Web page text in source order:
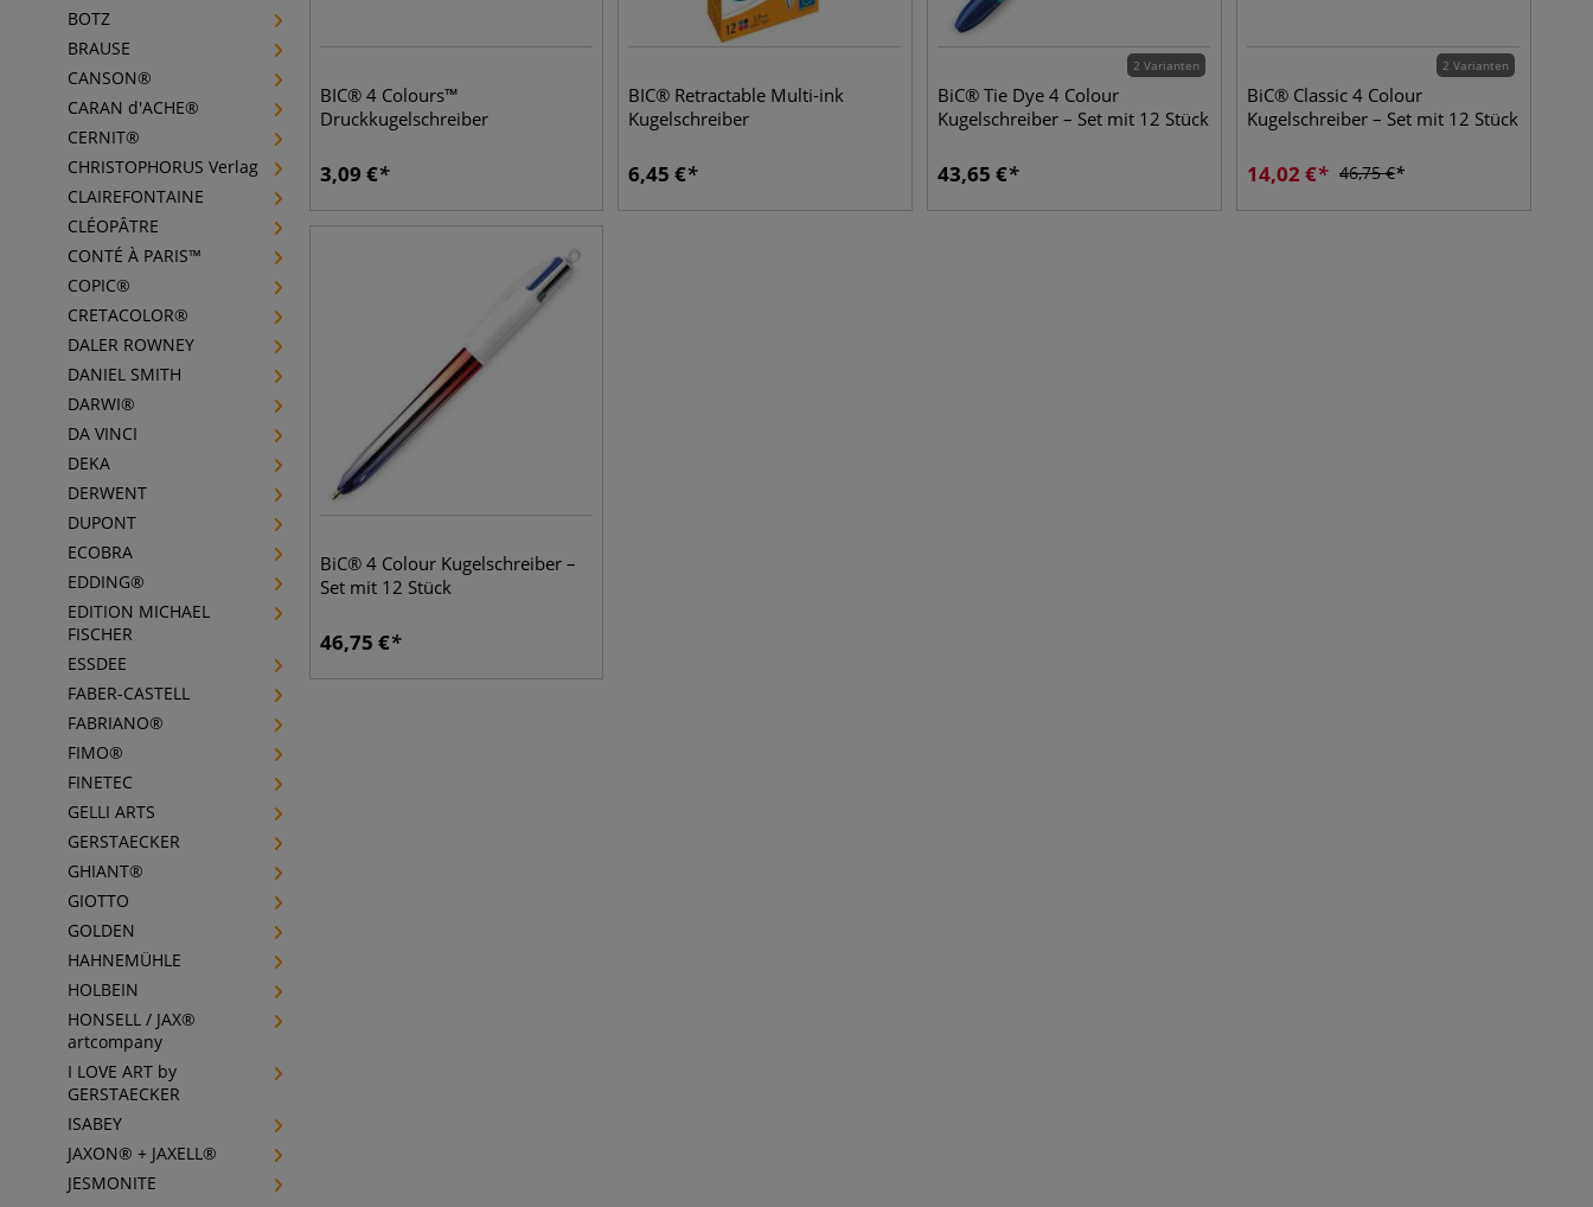
BOTZ
BRAUSE
CANSON®
CARAN d'ACHE®
CERNIT®
CHRISTOPHORUS Verlag
CLAIREFONTAINE
CLÉOPÂTRE
CONTÉ À PARIS™
COPIC®
CRETACOLOR®
DALER ROWNEY
DANIEL SMITH
DARWI®
DA VINCI
DEKA
DERWENT
DUPONT
ECOBRA
EDDING®
EDITION MICHAEL
FISCHER
ESSDEE
FABER-CASTELL
FABRIANO®
FIMO®
FINETEC
GELLI ARTS
GERSTAECKER
GHIANT®
GIOTTO
GOLDEN
HAHNEMÜHLE
HOLBEIN
HONSELL / JAX®
artcompany
I LOVE ART by
GERSTAECKER
ISABEY
JAXON® + JAXELL®
JESMONITE
BIC® 4 Colours™
Druckkugelschreiber
3,09 €
BIC® Retractable Multi-ink
Kugelschreiber
6,45 €
2 Varianten
BiC® Tie Dye 4 Colour
Kugelschreiber – Set mit 12 Stück
43,65 €
2 Varianten
BiC® Classic 4 Colour
Kugelschreiber – Set mit 12 Stück
14,02 € 46,75€
BiC® 4 Colour Kugelschreiber –
Set mit 12 Stück
46,75 €